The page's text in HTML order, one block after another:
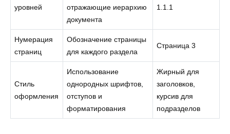
уровней
отражающие иерархию
документа
1.1.1
Нумерация
страниц
Обозначение страницы
для каждого раздела
Страница 3
Стиль
оформления
Использование
однородных шрифтов,
отступов и
форматирования
Жирный для
заголовков,
курсив для
подразделов